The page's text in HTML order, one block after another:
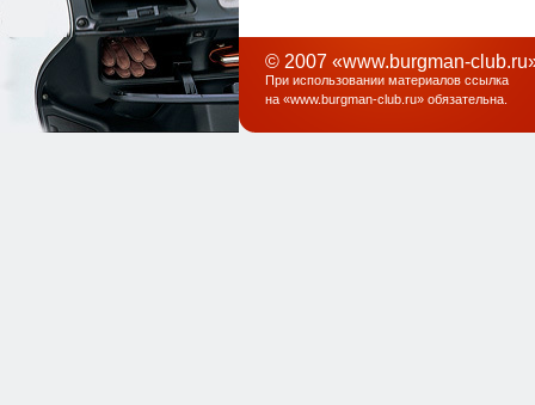
© 2007 «www.burgman-
При использовании материалов ссылка
на «www.burgman-club.ru» обязательна